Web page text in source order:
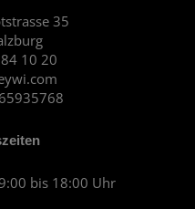
35
10 20
bis 18:00 Uhr